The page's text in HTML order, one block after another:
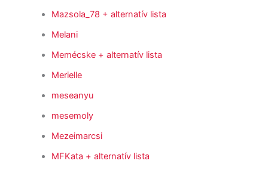
Mazsola_78 + alternatív lista
Melani
Memécske + alternatív lista
Merielle
meseanyu
mesemoly
Mezeimarcsi
MFKata + alternatív lista